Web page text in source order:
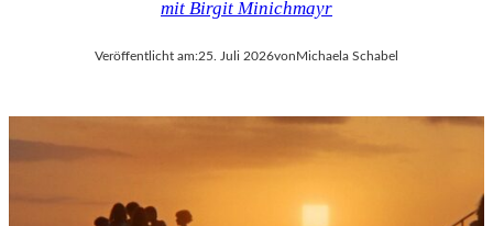
mit Birgit Minichmayr
Veröffentlicht am:25. Juli 2026von Michaela Schabel